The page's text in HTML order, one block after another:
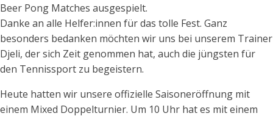
Beer Pong Matches ausgespielt.
Danke an alle Helfer:innen für das tolle Fest. Ganz
besonders bedanken möchten wir uns bei unserem Trainer
Djeli, der sich Zeit genommen hat, auch die jüngsten für
den Tennissport zu begeistern.
Heute hatten wir unsere offizielle Saisoneröffnung mit
einem Mixed Doppelturnier. Um 10 Uhr hat es mit einem